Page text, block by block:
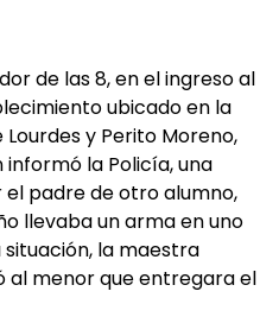
de las 8, en el ingreso al
ubicado en la
y Perito Moreno,
informó la Policía, una
padre de otro alumno,
llevaba un arma en uno
situación, la maestra
al menor que entregara el